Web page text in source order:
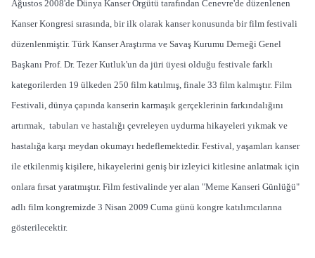
Ağustos 2008'de Dünya Kanser Örgütü tarafından Cenevre'de düzenlenen
Kanser Kongresi sırasında, bir ilk olarak kanser konusunda bir film festivali
düzenlenmiştir. Türk Kanser Araştırma ve Savaş Kurumu Derneği Genel
Başkanı Prof. Dr. Tezer Kutluk'un da jüri üyesi olduğu festivale farklı
kategorilerden 19 ülkeden 250 film katılmış, finale 33 film kalmıştır. Film
Festivali, dünya çapında kanserin karmaşık gerçeklerinin farkındalığını
artırmak, tabuları ve hastalığı çevreleyen uydurma hikayeleri yıkmak ve
hastalığa karşı meydan okumayı hedeflemektedir. Festival, yaşamları kanser
ile etkilenmiş kişilere, hikayelerini geniş bir izleyici kitlesine anlatmak için
onlara fırsat yaratmıştır. Film festivalinde yer alan "Meme Kanseri Günlüğü"
adlı film kongremizde 3 Nisan 2009 Cuma günü kongre katılımcılarına
gösterilecektir.